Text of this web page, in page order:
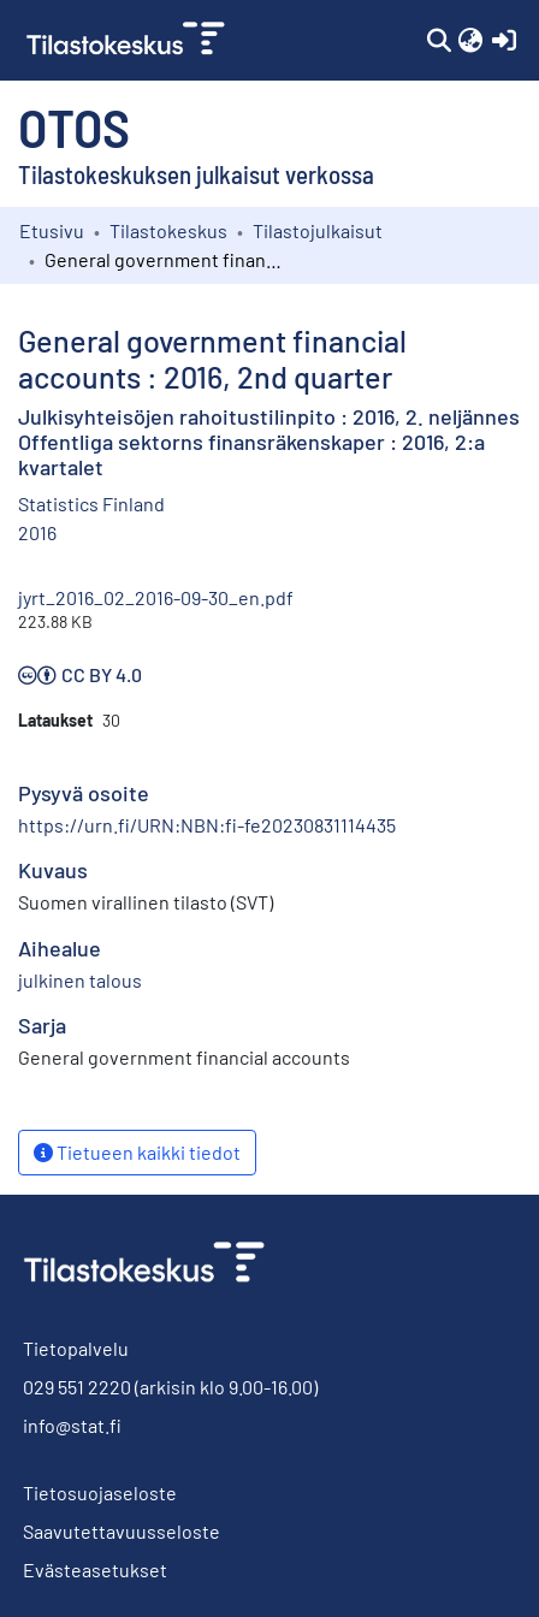
OTOS
Tilastokeskuksen julkaisut verkossa
Kokoelmat
Etusivu Tilastokeskus
Tilastojulkaisut
General government financial
accounts : 2016, 2nd quarter
Julkisyhteisöjen rahoitustilinpito : 2016, 2. neljännes
Offentliga sektorns finansräkenskaper : 2016, 2:a
kvartalet
Statistics Finland
2016
jyrt_2016_02_2016-09-30_en.pdf
223.88 KB
CC BY 4.0
Lataukset 30
Pysyvä osoite
https://urn.fi/URN:NBN:fi-fe20230831114435
Kuvaus
Suomen virallinen tilasto (SVT)
Aihealue
julkinen talous
Sarja
General government financial accounts
Tietueen kaikki tiedot
Tietopalvelu
029 551 2220 (arkisin klo 9.00-16.00)
info@stat.fi
Tietosuojaseloste
Saavutettavuusseloste
Evästeasetukset